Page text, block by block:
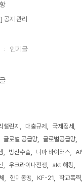
공지 관리
인기글
챌린지 대출규제
국제정세
글로벌 공급망
글로벌공급망
방산수출 니파 바이러스
AI
우크라이나전쟁
skt 해킹
한미동맹 KF-21
학교폭력